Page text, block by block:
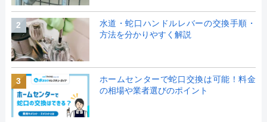
2
水道・蛇口ハンドルレバーの交換手順・
方法を分かりやすく解説
3
ホームセンターで蛇口交換は可能！料金
の相場や業者選びのポイント